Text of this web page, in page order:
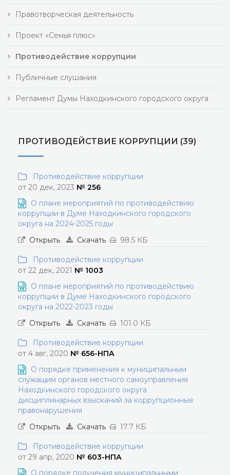
Правотворческая деятельность
Проект «Семья плюс»
Противодействие коррупции
Публичные слушания
Регламент Думы Находкинского городского округа
ПРОТИВОДЕЙСТВИЕ КОРРУПЦИИ (39)
Противодействие коррупции
от 20 дек, 2023 № 256
О плане мероприятий по противодействию
коррупции в Думе Находкинского городского
округа на 2024-2025 годы
Открыть
Скачать 98.5 КБ
Противодействие коррупции
от 22 дек, 2021 № 1003
О плане мероприятий по противодействию
коррупции в Думе Находкинского городского
округа на 2022-2023 годы
Открыть
Скачать 101.0 КБ
Противодействие коррупции
от 4 авг, 2020 № 656-НПА
О порядке применения к муниципальным
служащим органов местного самоуправления
Находкинского городского округа
дисциплинарных взысканий за коррупционные
правонарушения
Открыть
Скачать 17.7 КБ
Противодействие коррупции
от 29 апр, 2020 № 603-НПА
О порядке получения муниципальными